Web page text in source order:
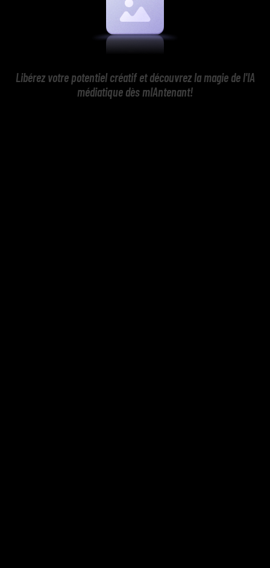
Libérez votre potentiel créatif et découvrez la magie de l'IA
médiatique dès mIAntenant!